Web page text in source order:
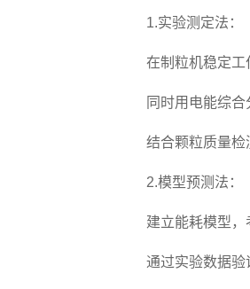
1.实验测定法：
在制粒机稳定工作
同时用电能综合分
结合颗粒质量检
2.模型预测法：
建立能耗模型，考
通过实验数据验证